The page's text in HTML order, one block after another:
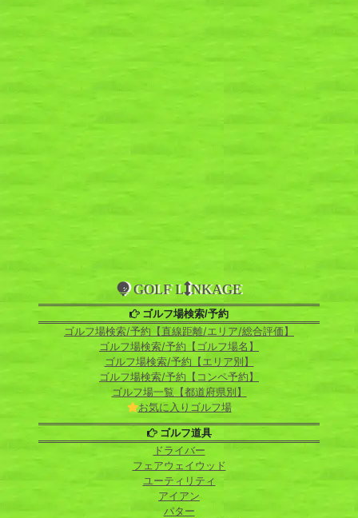
GOLF L NKAGE
ゴルフ場検索/予約
ゴルフ場検索/予約【直線距離/エリア/総合評価】
ゴルフ場検索/予約【ゴルフ場名】
ゴルフ場検索/予約【エリア別】
ゴルフ場検索/予約【コンペ予約】
ゴルフ場一覧【都道府県別】
お気に入りゴルフ場
ゴルフ道具
ドライバー
フェアウェイウッド
ユーティリティ
アイアン
パター